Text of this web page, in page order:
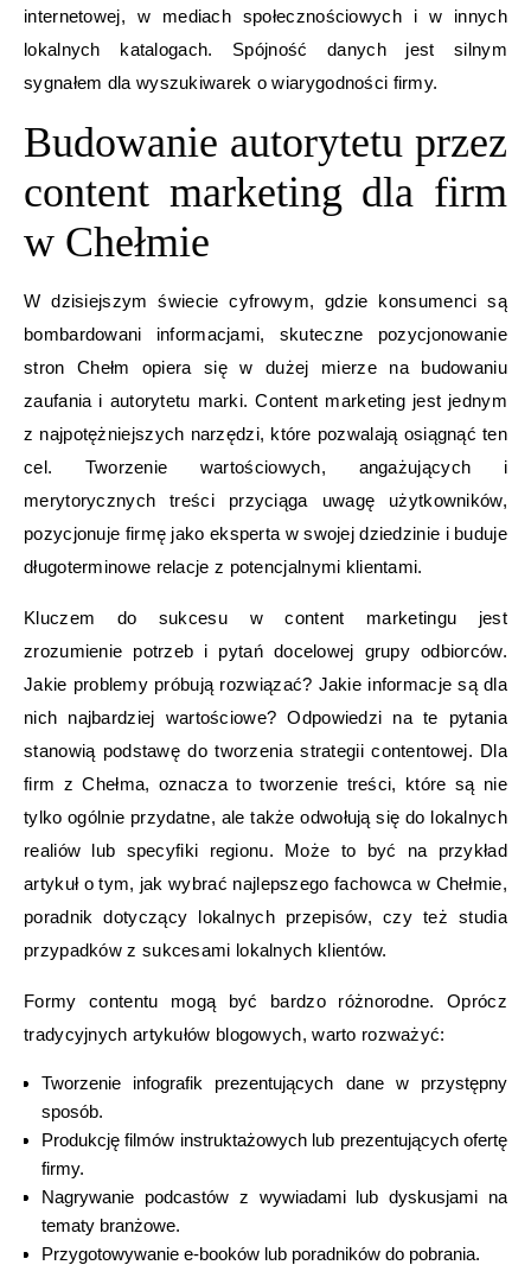
internetowej, w mediach społecznościowych i w innych
lokalnych katalogach. Spójność danych jest silnym
sygnałem dla wyszukiwarek o wiarygodności firmy.
Budowanie autorytetu przez
content marketing dla firm
w Chełmie
W dzisiejszym świecie cyfrowym, gdzie konsumenci są
bombardowani informacjami, skuteczne pozycjonowanie
stron Chełm opiera się w dużej mierze na budowaniu
zaufania i autorytetu marki. Content marketing jest jednym
z najpotężniejszych narzędzi, które pozwalają osiągnąć ten
cel. Tworzenie wartościowych, angażujących i
merytorycznych treści przyciąga uwagę użytkowników,
pozycjonuje firmę jako eksperta w swojej dziedzinie i buduje
długoterminowe relacje z potencjalnymi klientami.
Kluczem do sukcesu w content marketingu jest
zrozumienie potrzeb i pytań docelowej grupy odbiorców.
Jakie problemy próbują rozwiązać? Jakie informacje są dla
nich najbardziej wartościowe? Odpowiedzi na te pytania
stanowią podstawę do tworzenia strategii contentowej. Dla
firm z Chełma, oznacza to tworzenie treści, które są nie
tylko ogólnie przydatne, ale także odwołują się do lokalnych
realiów lub specyfiki regionu. Może to być na przykład
artykuł o tym, jak wybrać najlepszego fachowca w Chełmie,
poradnik dotyczący lokalnych przepisów, czy też studia
przypadków z sukcesami lokalnych klientów.
Formy contentu mogą być bardzo różnorodne. Oprócz
tradycyjnych artykułów blogowych, warto rozważyć:
Tworzenie infografik prezentujących dane w przystępny
sposób.
Produkcję filmów instruktażowych lub prezentujących ofertę
firmy.
Nagrywanie podcastów z wywiadami lub dyskusjami na
tematy branżowe.
Przygotowywanie e-booków lub poradników do pobrania.